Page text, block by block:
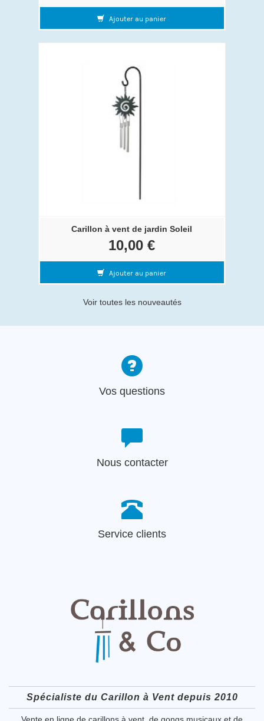
Ajouter au panier
Carillon à vent de jardin Soleil
10,00 €
Ajouter au panier
Voir toutes les nouveautés
Vos questions
Nous contacter
Service clients
Spécialiste du Carillon à Vent depuis 2010